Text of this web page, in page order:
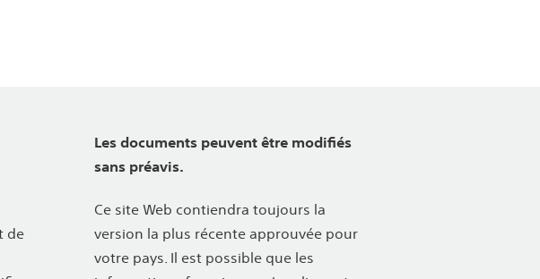
de
Les documents peuvent être modifiés
sans préavis.
Ce site Web contiendra toujours la
version la plus récente approuvée pour
votre pays. Il est possible que les